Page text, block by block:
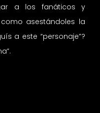
a los fanáticos y
asestándoles la
a este “personaje”?